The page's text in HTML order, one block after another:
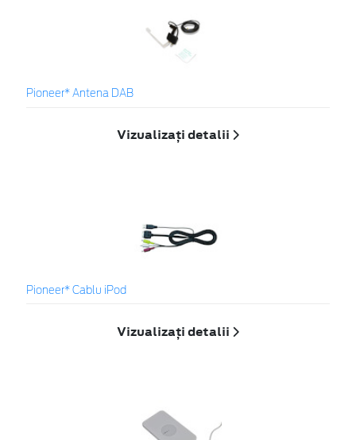
Pioneer* Antena DAB
Vizualizați detalii
Pioneer* Cablu iPod
Vizualizați detalii